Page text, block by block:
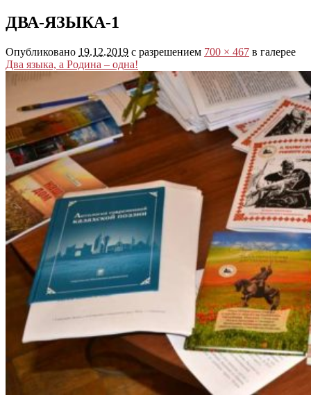
ДВА-ЯЗЫКА-1
Опубликовано 19.12.2019 с разрешением 700 × 467 в галерее
Два языка, а Родина – одна!